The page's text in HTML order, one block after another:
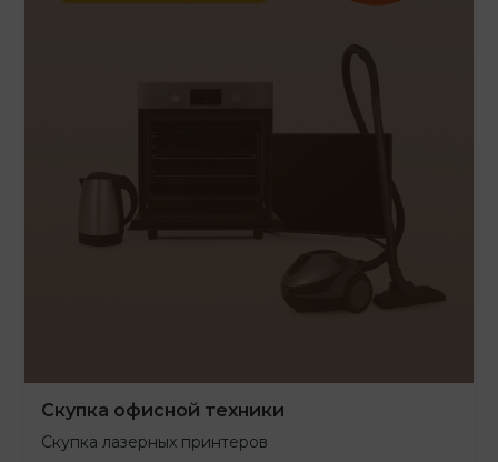
Скупка офисной техники
Скупка лазерных принтеров